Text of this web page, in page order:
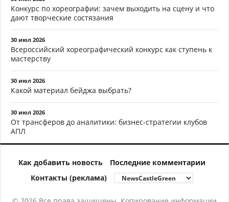
Конкурс по хореографии: зачем выходить на сцену и что
дают творческие состязания
30 июл 2026
Всероссийский хореографический конкурс как ступень к
мастерству
30 июл 2026
Какой материал бейджа выбрать?
30 июл 2026
От трансферов до аналитики: бизнес-стратегии клубов
АПЛ
Как добавить новость
Последние комментарии
Контакты (реклама)